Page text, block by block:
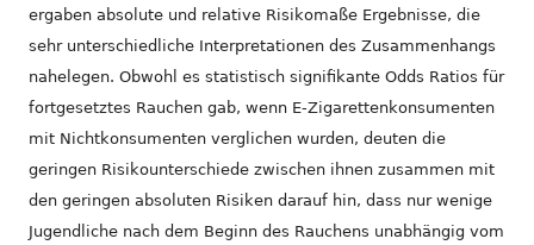
ergaben absolute und relative Risikomaße Ergebnisse, die
sehr unterschiedliche Interpretationen des Zusammenhangs
nahelegen. Obwohl es statistisch signifikante Odds Ratios für
fortgesetztes Rauchen gab, wenn E-Zigarettenkonsumenten
mit Nichtkonsumenten verglichen wurden, deuten die
geringen Risikounterschiede zwischen ihnen zusammen mit
den geringen absoluten Risiken darauf hin, dass nur wenige
Jugendliche nach dem Beginn des Rauchens unabhängig vom